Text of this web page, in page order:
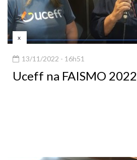
x
13/11/2022 - 16h51
Uceff na FAISMO 2022